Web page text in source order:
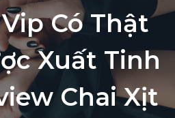
Có Thật
Xuất Tinh
Chai Xịt